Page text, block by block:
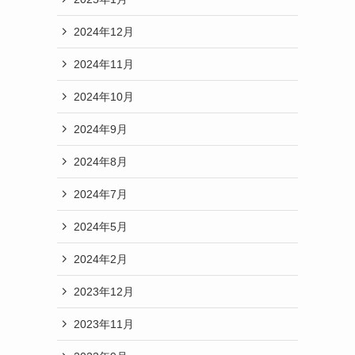
2024年12月
2024年11月
2024年10月
2024年9月
2024年8月
2024年7月
2024年5月
2024年2月
2023年12月
2023年11月